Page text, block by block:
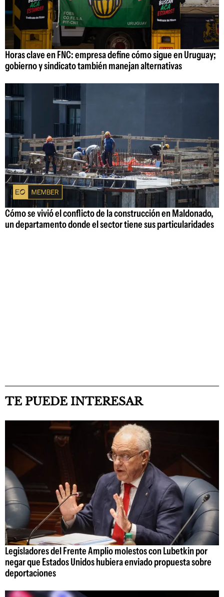
Horas clave en FNC: empresa define cómo sigue en Uruguay;
gobierno y sindicato también manejan alternativas
Cómo se vivió el conflicto de la construcción en Maldonado,
un departamento donde el sector tiene sus particularidades
TE PUEDE INTERESAR
Legisladores del Frente Amplio molestos con Lubetkin por
negar que Estados Unidos hubiera enviado propuesta sobre
deportaciones